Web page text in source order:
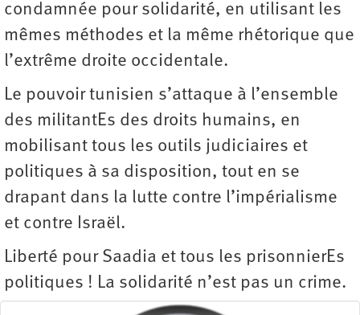
condamnée pour solidarité, en utilisant les
mêmes méthodes et la même rhétorique que
l’extrême droite occidentale.
Le pouvoir tunisien s’attaque à l’ensemble
des militantEs des droits humains, en
mobilisant tous les outils judiciaires et
politiques à sa disposition, tout en se
drapant dans la lutte contre l’impérialisme
et contre Israël.
Liberté pour Saadia et tous les prisonnierEs
politiques ! La solidarité n’est pas un crime.